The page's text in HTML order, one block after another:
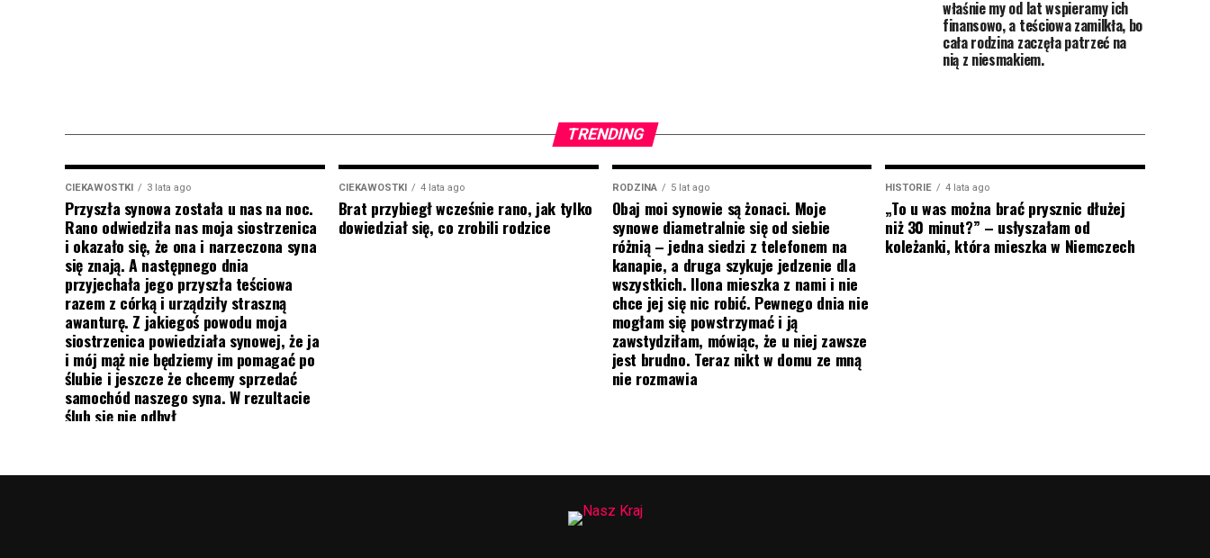
właśnie my od lat wspieramy ich
finansowo, a teściowa zamilkła, bo
cała rodzina zaczęła patrzeć na
nią z niesmakiem.
TRENDING
CIEKAWOSTKI 3 lata ago
Przyszła synowa została u nas na noc.
Rano odwiedziła nas moja siostrzenica
i okazało się, że ona i narzeczona syna
się znają. A następnego dnia
przyjechała jego przyszła teściowa
razem z córką i urządziły straszną
awanturę. Z jakiegoś powodu moja
siostrzenica powiedziała synowej, że ja
i mój mąż nie będziemy im pomagać po
ślubie i jeszcze że chcemy sprzedać
samochód naszego syna. W rezultacie
ślub się nie odbył
CIEKAWOSTKI 4 lata ago
Brat przybiegł wcześnie rano, jak tylko
dowiedział się, co zrobili rodzice
RODZINA 5 lat ago
Obaj moi synowie są żonaci. Moje
synowe diametralnie się od siebie
różnią – jedna siedzi z telefonem na
kanapie, a druga szykuje jedzenie dla
wszystkich. Ilona mieszka z nami i nie
chce jej się nic robić. Pewnego dnia nie
mogłam się powstrzymać i ją
zawstydziłam, mówiąc, że u niej zawsze
jest brudno. Teraz nikt w domu ze mną
nie rozmawia
HISTORIE 4 lata ago
„To u was można brać prysznic dłużej
niż 30 minut?” – usłyszałam od
koleżanki, która mieszka w Niemczech